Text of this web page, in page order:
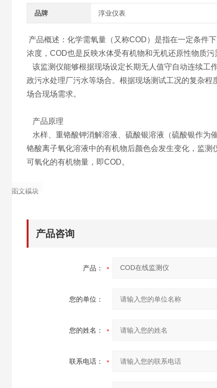
品牌 淳业仪表
产品概述：化学需氧量（又称COD）是指在一定条件
浓度，COD也是反映水体受有机物和无机还原性物质
该监测仪能够根据现场设定长期无人值守自动连续工
政污水处理厂污水等场合。根据现场测试工况的复杂
场合现场需求。
产品原理
水样、重铬酸钾消解溶液、硫酸银溶液（硫酸银作为
铬酸离子氧化溶液中的有机物后颜色会发生变化，监
可氧化的有机物量，即COD。
图文模块
图文模块
图文模块
图文模块
图文模块
图文模块
图文模块
图文模块
产品咨询
产品：
您的单位：
您的姓名：
联系电话：